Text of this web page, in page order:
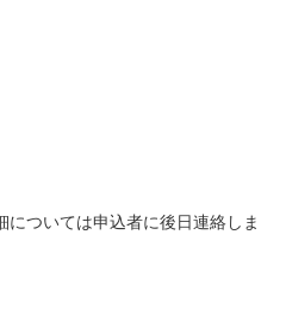
ついては申込者に後日連絡しま